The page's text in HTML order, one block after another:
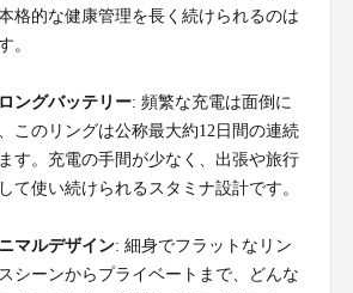
格的な健康管理を長く続けられるのは
。
ングバッテリー: 頻繁な充電は面倒に
このリングは公称最大約12日間の連続
す。充電の手間が少なく、出張や旅行
て使い続けられるスタミナ設計です。
マルデザイン: 細身でフラットなリン
シーンからプライベートまで、どんな